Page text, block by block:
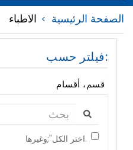
الصفحة الرئيسية الاطباء
فيلتر حسب:
قسم، أقسام
اختر الكل";وغيرها.